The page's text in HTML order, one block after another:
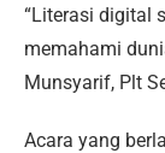
“Literasi digital
memahami
Munsyarif, Plt
Acara yang